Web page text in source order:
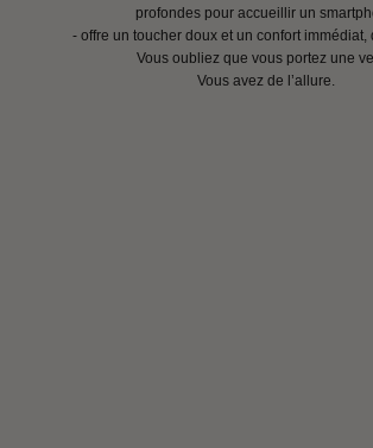
profondes pour accueillir un
- offre un toucher doux et un confort immédiat,
Vous oubliez que vous portez une
Vous avez de l’allure.